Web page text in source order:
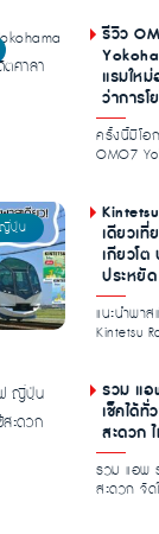
รีวิว
แรมให
ว่าการโ
ครั้งนี้มีโอ
OMO7
เดียวเที่
เกียวโต
ประหยัด
แนะนำพา
Kintetsu
รวม แ
เช็คได้ทั่
สะดวก
รวม แอพ
สะดวก จัด